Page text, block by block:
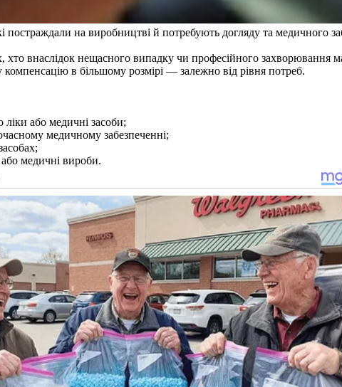
постраждали на виробництві й потребують догляду та медичного
внаслідок нещасного випадку чи професійного захворювання
в більшому розмірі — залежно від рівня потреб.
або медичні засоби;
медичному забезпеченні;
або медичні вироби.